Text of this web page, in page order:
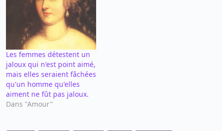
Les femmes détestent un
jaloux qui n'est point aimé,
mais elles seraient fâchées
qu'un homme qu'elles
aiment ne fût pas jaloux.
Dans "Amour"